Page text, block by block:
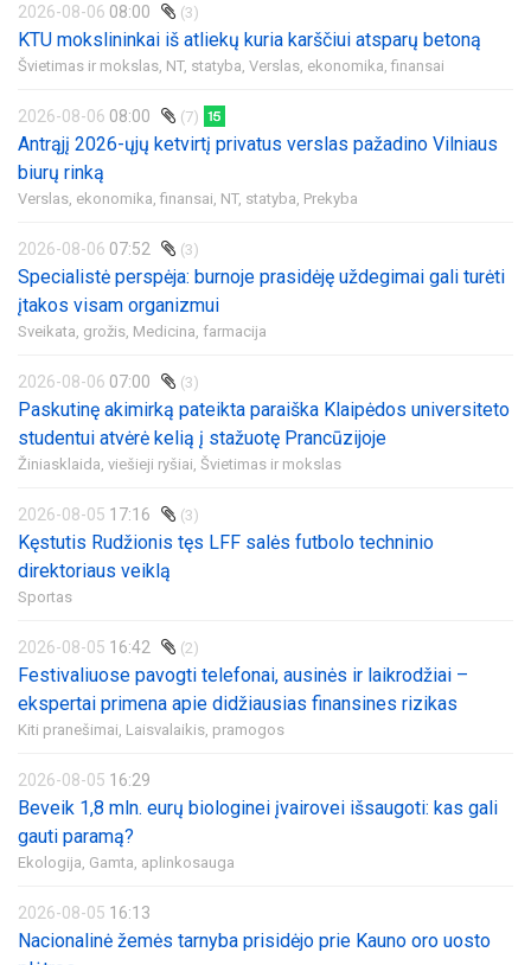
2026-08-06 08:00 (3)
KTU mokslininkai iš atliekų kuria karščiui atsparų betoną
Švietimas ir mokslas, NT, statyba, Verslas, ekonomika, finansai
2026-08-06 08:00 (7)
Antrąjį 2026-ųjų ketvirtį privatus verslas pažadino Vilniaus
biurų rinką
Verslas, ekonomika, finansai, NT, statyba, Prekyba
2026-08-06 07:52 (3)
Specialistė perspėja: burnoje prasidėję uždegimai gali turėti
įtakos visam organizmui
Sveikata, grožis, Medicina, farmacija
2026-08-06 07:00 (3)
Paskutinę akimirką pateikta paraiška Klaipėdos universiteto
studentui atvėrė kelią į stažuotę Prancūzijoje
Žiniasklaida, viešieji ryšiai, Švietimas ir mokslas
2026-08-05 17:16 (3)
Kęstutis Rudžionis tęs LFF salės futbolo techninio
direktoriaus veiklą
Sportas
2026-08-05 16:42 (2)
Festivaliuose pavogti telefonai, ausinės ir laikrodžiai –
ekspertai primena apie didžiausias finansines rizikas
Kiti pranešimai, Laisvalaikis, pramogos
2026-08-05 16:29
Beveik 1,8 mln. eurų biologinei įvairovei išsaugoti: kas gali
gauti paramą?
Ekologija, Gamta, aplinkosauga
2026-08-05 16:13
Nacionalinė žemės tarnyba prisidėjo prie Kauno oro uosto